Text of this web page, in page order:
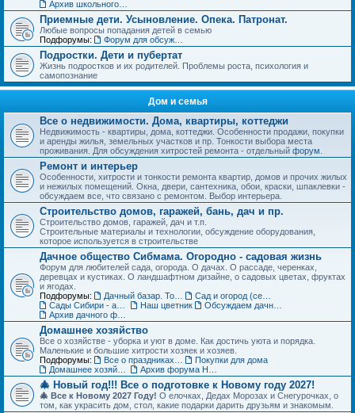
Приемные дети. Усыновление. Опека. Патронат.
Любые вопросы попадания детей в семью
Подфорумы:
Подростки. Дети и пубертат
Жизнь подростков и их родителей. Проблемы роста, психология и
самопознание
Дом и семья
Все о недвижимости. Дома, квартиры, коттеджи
Недвижимость - квартиры, дома, коттеджи. Особенности продажи, покупки
и аренды жилья, земельных участков и пр. Тонкости выбора места
проживания. Для обсуждения хитростей ремонта - отдельный форум
Ремонт и интерьер
Особенности, хитрости и тонкости ремонта квартир, домов и прочих жилых
и нежилых помещений. Окна, двери, сантехника, обои, краски, шпаклевки -
обсуждаем все, что связано с ремонтом. Выбор интерьера.
Строительство домов, гаражей, бань, дач и пр.
Строительство домов, гаражей, дач и т.п.
Строительные материалы и технологии, обсуждение оборудования,
которое используется в строительстве
Дачное общество Сибмама. Огородно - садовая жизнь
Форум для любителей сада, огорода. О дачах. О рассаде, черенках,
деревцах и кустиках. О ландшафтном дизайне, о садовых цветах, фруктах
и ягодах.
Подфорумы:
Наш цветник
Домашнее хозяйство
Все о хозяйстве - уборка и уют в доме. Как достичь уюта и порядка.
Маленькие и большие хитрости хозяек и хозяев.
Подфорумы:
Покупки для дома
🎄 Новый год!!! Все о подготовке к Новому году 2027!
🎄 Все к Новому 2027 Году! О елочках, Дедах Морозах и Снегурочках, о
том, как украсить дом, стол, какие подарки дарить друзьям и знакомым.